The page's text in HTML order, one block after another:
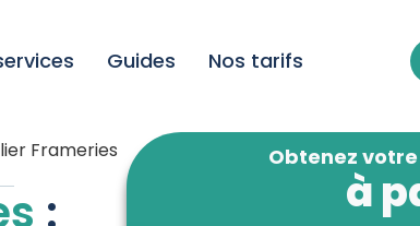
Guides Nos tarifs
:
Frameries Obtenez
à